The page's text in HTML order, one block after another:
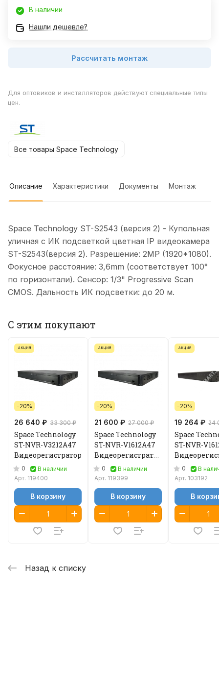
В наличии
Нашли дешевле?
Рассчитать монтаж
Для оптовиков и инсталляторов действуют специальные типы
цен.
Все товары Space Technology
Описание Характеристики Документы Монтаж
Space Technology ST-S2543 (версия 2) - Купольная
уличная с ИК подсветкой цветная IP видеокамера
ST-S2543(версия 2). Разрешение: 2MP (1920*1080).
Фокусное расстояние: 3,6mm (соответствует 100°
по горизонтали). Сенсор: 1/3" Progressive Scan
CMOS. Дальность ИК подсветки: до 20 м.
С этим покупают
АКЦИЯ
-20%
26 640 ₽ 33 300 ₽
Space Technology
ST-NVR-V3212A47
Видеорегистратор
0
В наличии
Арт. 119400
В корзину
АКЦИЯ
-20%
21 600 ₽ 27 000 ₽
Space Technology
ST-NVR-V1612A47
Видеорегистратор
IP 0
В наличии
Арт. 119399
В корзину
АКЦИЯ
-20%
19 264 ₽ 24
Space
ST-NVR-
IP 0
В
Арт. 103192
В
Назад к списку